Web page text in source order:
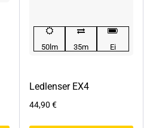
50lm 35m Ei
Ledlenser EX4
44,90 €